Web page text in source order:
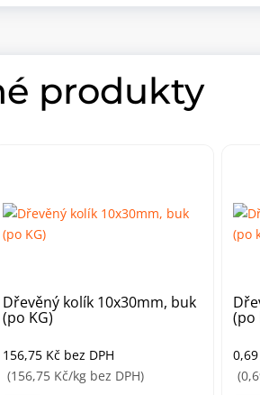
produkty
Dřevěný kolík 10x30mm, buk
(po KG)
156,75 Kč bez DPH
(156,75 Kč/kg bez DPH)
(po
0,69